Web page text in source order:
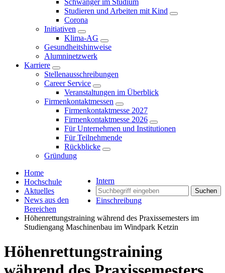
Schwanger im Studium
Studieren und Arbeiten mit Kind
Corona
Initiativen
Klima-AG
Gesundheitshinweise
Alumninetzwerk
Karriere
Stellenausschreibungen
Career Service
Veranstaltungen im Überblick
Firmenkontaktmessen
Firmenkontaktmesse 2027
Firmenkontaktmesse 2026
Für Unternehmen und Institutionen
Für Teilnehmende
Rückblicke
Gründung
Intern
Suchen
Einschreibung
Home
Hochschule
Aktuelles
News aus den
Bereichen
Höhenrettungstraining während des Praxissemesters im
Studiengang Maschinenbau im Windpark Ketzin
Höhenrettungstraining